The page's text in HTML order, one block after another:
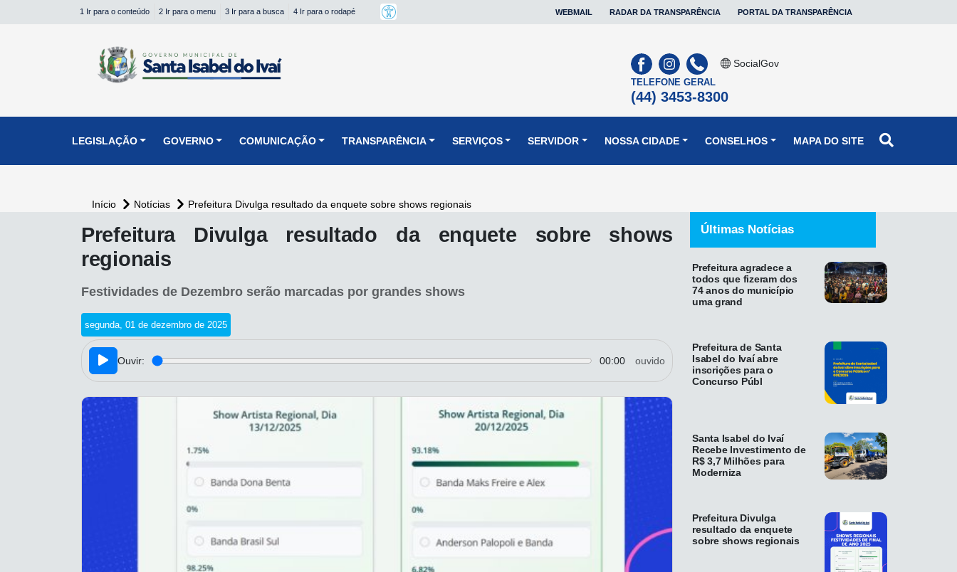
1 Ir para o conteúdo 2 Ir para o menu 3 Ir para a busca 4 Ir para o rodapé WEBMAIL RADAR DA TRANSPARÊNCIA PORTAL DA TRANSPARÊNCIA
SocialGov
TELEFONE GERAL
(44) 3453-8300
LEGISLAÇÃO
GOVERNO COMUNICAÇÃO TRANSPARÊNCIA SERVIÇOS SERVIDOR NOSSA CIDADE CONSELHOS MAPA DO SITE
Início Notícias
Prefeitura Divulga resultado da enquete sobre shows regionais
Prefeitura Divulga resultado da enquete sobre shows
regionais
Festividades de Dezembro serão marcadas por grandes shows
segunda, 01 de dezembro de 2025
Ouvir: 00:00 ouvido
Últimas Notícias
Prefeitura agradece a
todos que fizeram dos
74 anos do município
uma grand
Prefeitura de Santa
Isabel do Ivaí abre
inscrições para o
Concurso Públ
Santa Isabel do Ivaí
Recebe Investimento de
R$ 3,7 Milhões para
Moderniza
Prefeitura Divulga
resultado da enquete
sobre shows regionais